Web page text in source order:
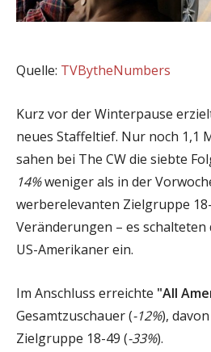
Quelle: TVBytheNumbers
Kurz vor der Winterpause
neues Staffeltief. Nur noch 1,1
sahen bei The CW die siebte
14%weniger als in der
werberelevanten Zielgruppe
Veränderungen – es schalteten
US-Amerikaner ein.
Im Anschluss erreichte "All
Gesamtzuschauer (-12%),
Zielgruppe 18-49 (-33%).